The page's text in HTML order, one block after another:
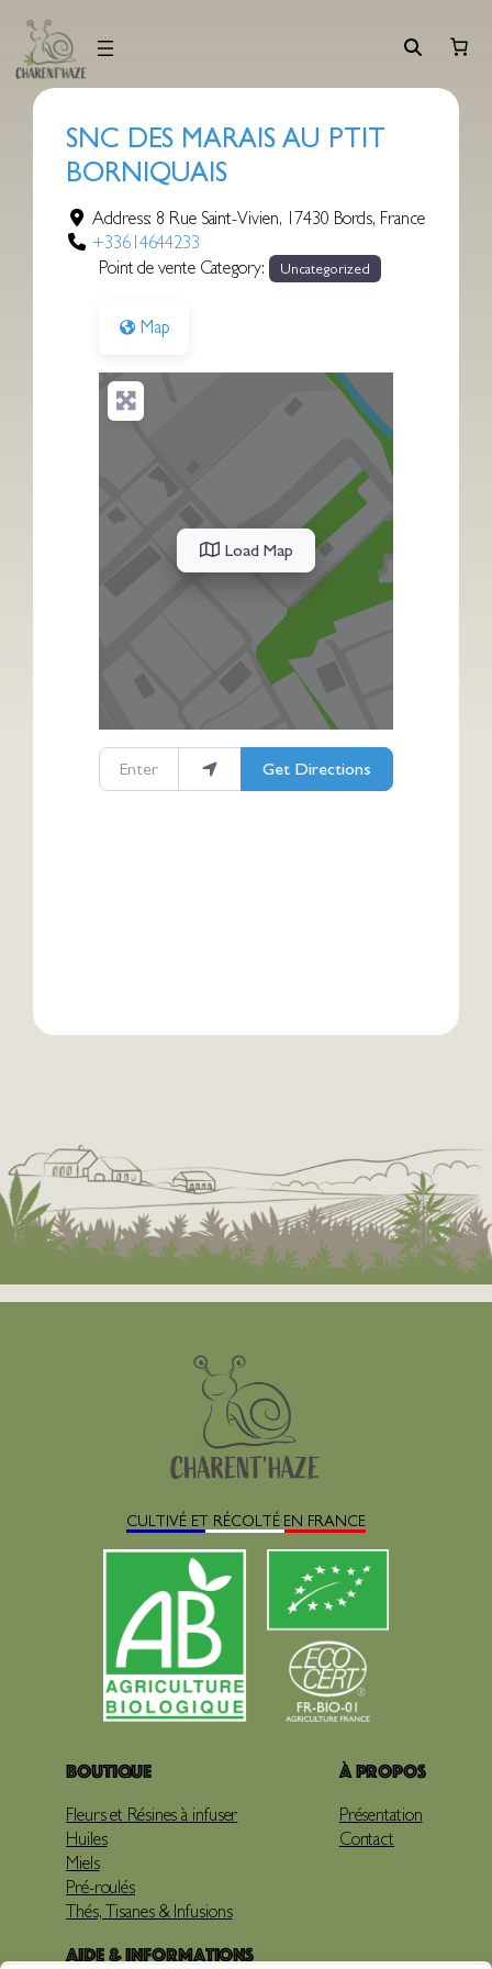
contenu
SNC DES MARAIS AU PTIT
BORNIQUAIS
Address: 8 Rue Saint-Vivien, 17430 Bords, France
+33614644233
Point de vente Category:
Uncategorized
Map
Load Map
Enter your location
Get Directions
CULTIVÉ ET RÉCOLTÉ EN FRANCE
Boutique
Fleurs et Résines à infuser
Huiles
Miels
Pré-roulés
Thés, Tisanes & Infusions
À propos
Présentation
Contact
Aide & Informations